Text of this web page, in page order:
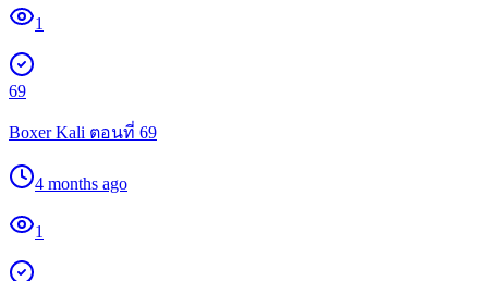
1
69
Boxer Kali ตอนที่ 69
4 months ago
1